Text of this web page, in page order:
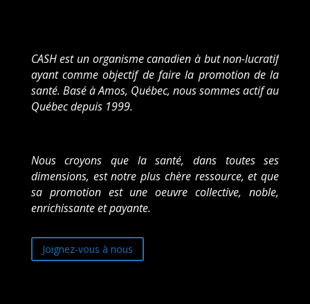
CASH est un organisme canadien à but non-lucratif
ayant comme objectif de faire la promotion de la
santé. Basé à Amos, Québec, nous sommes actif au
Québec depuis 1999.
Nous croyons que la santé, dans toutes ses
dimensions, est notre plus chère ressource, et que
sa promotion est une oeuvre collective, noble,
enrichissante et payante.
Joignez-vous à nous